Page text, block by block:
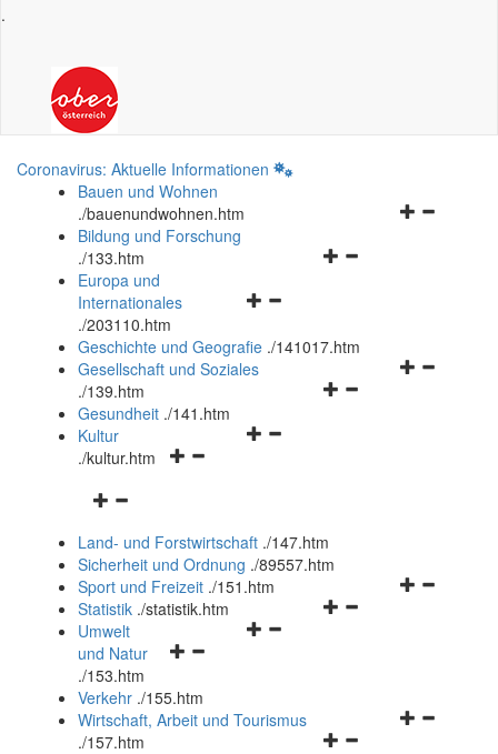
.
Coronavirus: Aktuelle Informationen
Bauen und Wohnen
./bauenundwohnen.htm
Navigationsmenü
Bildung und Forschung
./133.htm
Navigationsmenü
und
schließen
Europa und
Internationales
./203110.htm
Geschichte und Geografie ./141017.htm
Navigationsmenü
Gesellschaft und Soziales
./139.htm
Navigationsmenü
Gesundheit ./141.htm
Navigationsmenü
Kultur
./kultur.htm
Navigationsmenü
und
schließen
Land- und Forstwirtschaft ./147.htm
Sicherheit und Ordnung ./89557.htm
Navigationsmenü
Sport und Freizeit ./151.htm
Navigationsmenü
Statistik ./statistik.htm
Navigationsmenü
und
schließen
Umwelt
und Natur
./153.htm
Verkehr ./155.htm
Navigationsmenü
Wirtschaft, Arbeit und Tourismus
./157.htm